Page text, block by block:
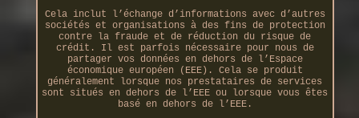
Cela inclut l’échange d’informations avec d’autres
sociétés et organisations à des fins de protection
contre la fraude et de réduction du risque de
crédit. Il est parfois nécessaire pour nous de
partager vos données en dehors de l’Espace
économique européen (EEE). Cela se produit
généralement lorsque nos prestataires de services
sont situés en dehors de l’EEE ou lorsque vous êtes
basé en dehors de l’EEE.